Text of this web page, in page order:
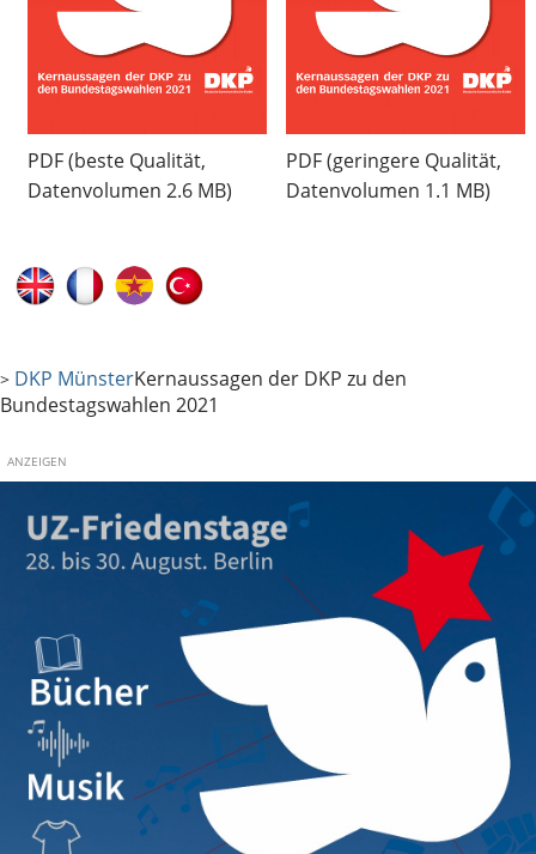
PDF (beste Qualität,
Datenvolumen 2.6 MB)
PDF (geringere Qualität,
Datenvolumen 1.1 MB)
> DKP MünsterKernaussagen der DKP zu den
Bundestagswahlen 2021
ANZEIGEN